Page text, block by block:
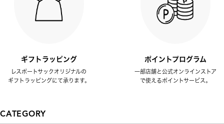
ギフトラッピング
レスポートサックオリジナルの
ギフトラッピングにて承ります。
ポイントプログラム
一部店舗と公式オンラインストア
で使えるポイントサービス。
CATEGORY